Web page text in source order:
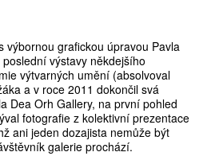
výbornou grafickou úpravou Pavla
výstavy někdejšího
výtvarných umění (absolvoval
a v roce 2011 dokončil svá
Dea Orh Gallery, na první pohled
fotografie z kolektivní prezentace
ani jeden dozajista nemůže být
galerie prochází.